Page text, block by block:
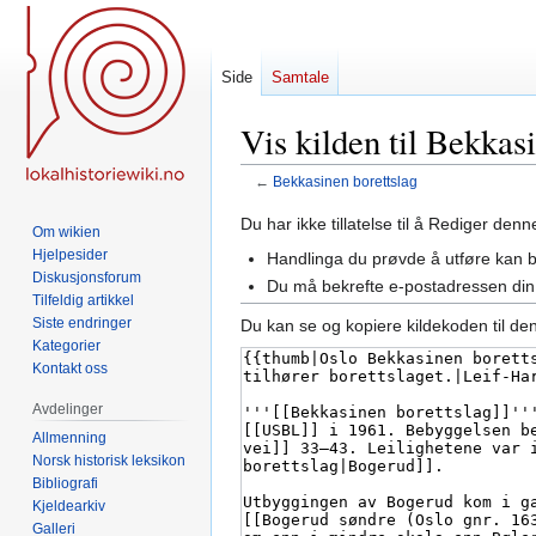
Vis kilden til
← Bekkasinen borettslag
Hopp
navigering
Hopp
Du har ikke tillatelse til å Rediger
Handlinga du prøvde å utføre kan
Du må bekrefte e-postadressen
Du kan se og kopiere kildekoden til
Side Samtale
Om wikien
Hjelpesider
Diskusjonsforum
Tilfeldig artikkel
Siste endringer
Kategorier
Kontakt oss
Avdelinger
Allmenning
Norsk historisk leksikon
Bibliografi
Kjeldearkiv
Galleri